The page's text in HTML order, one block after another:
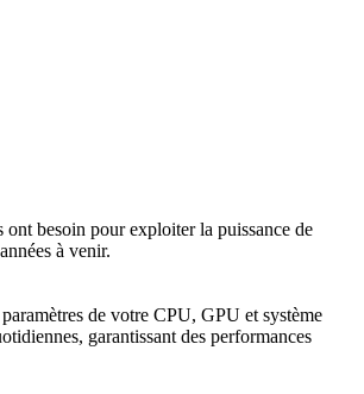
besoin pour exploiter la puissance de
à venir.
de votre CPU, GPU et système
garantissant des performances